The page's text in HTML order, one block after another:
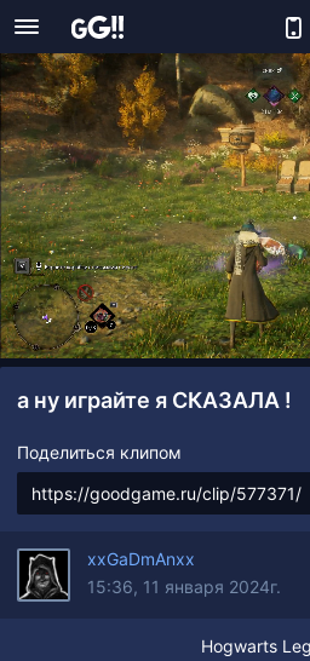
а ну играйте я СКАЗАЛА !
Поделиться клипом
xxGaDmAnxx
15:36, 11 января 2024г.
Hogwarts